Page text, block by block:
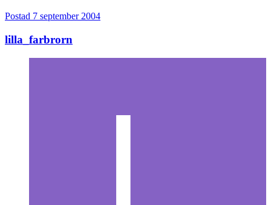
Postad 7 september 2004
lilla_farbrorn